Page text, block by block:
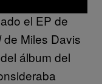
el EP de
de Miles Davis
álbum del